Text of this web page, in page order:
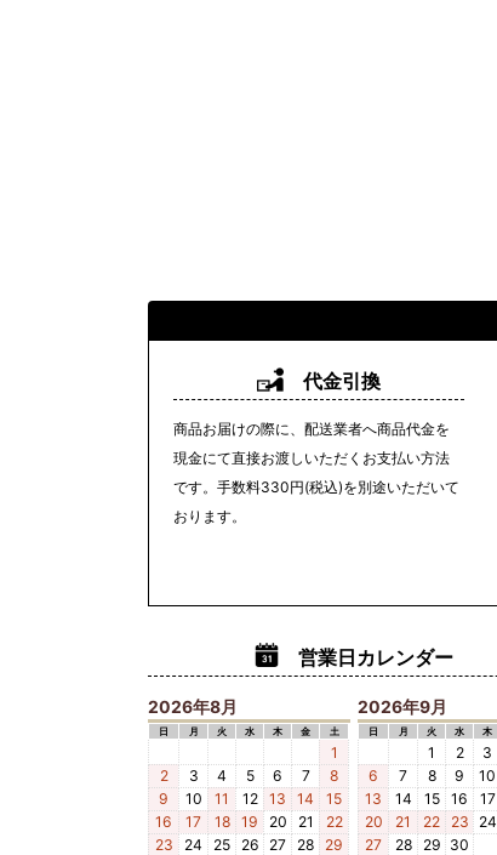
代金引換
商品お届けの際に、配送業者へ商品代金を
現金にて直接お渡しいただくお支払い方法
です。手数料330円(税込)を別途いただいて
おります。
営業日カレンダー
2026年8月
日 月 火 水 木 金 土
1
2
3 4 5 6 7
8
9
10 11 12 13 14
15
16
17 18 19 20 21
22
23
24 25 26 27 28
29
2026年9月
日 月 火 水 木
1 2 3
6
7 8 9 10
13
14 15 16 17
20
21 22 23 24
27
28 29 30